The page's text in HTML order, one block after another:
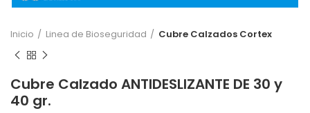
Inicio Linea de Bioseguridad Cubre Calzados Cortex
Cubre Calzado ANTIDESLIZANTE DE 30 y
40 gr.